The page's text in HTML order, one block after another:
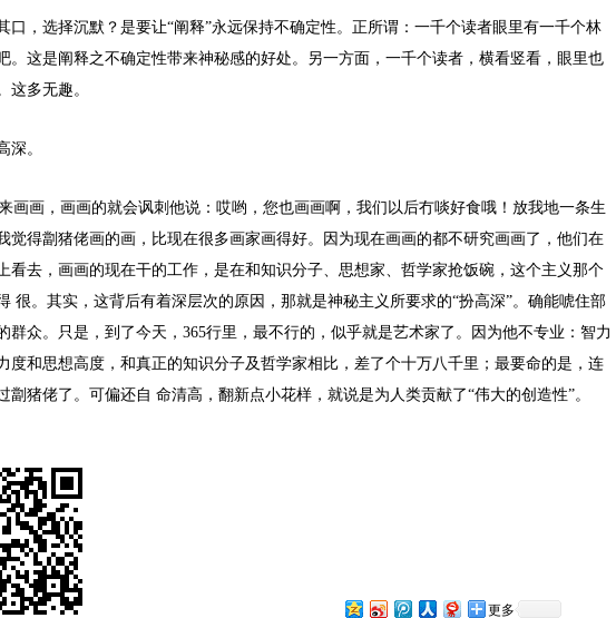
口，选择沉默？是要让“阐释”永远保持不确定性。正所谓：一千个读者眼里有一千个林
。这是阐释之不确定性带来神秘感的好处。另一方面，一千个读者，横看竖看，眼里也
这多无趣。
深。
画画，画画的就会讽刺他说：哎哟，您也画画啊，我们以后冇啖好食哦！放我地一条生
觉得劏猪佬画的画，比现在很多画家画得好。因为现在画画的都不研究画画了，他们在
看去，画画的现在干的工作，是在和知识分子、思想家、哲学家抢饭碗，这个主义那个
很。其实，这背后有着深层次的原因，那就是神秘主义所要求的“扮高深”。确能唬住部
群众。只是，到了今天，365行里，最不行的，似乎就是艺术家了。因为他不专业：智力
度和思想高度，和真正的知识分子及哲学家相比，差了个十万八千里；最要命的是，连
劏猪佬了。可偏还自 命清高，翻新点小花样，就说是为人类贡献了“伟大的创造性”。
更多